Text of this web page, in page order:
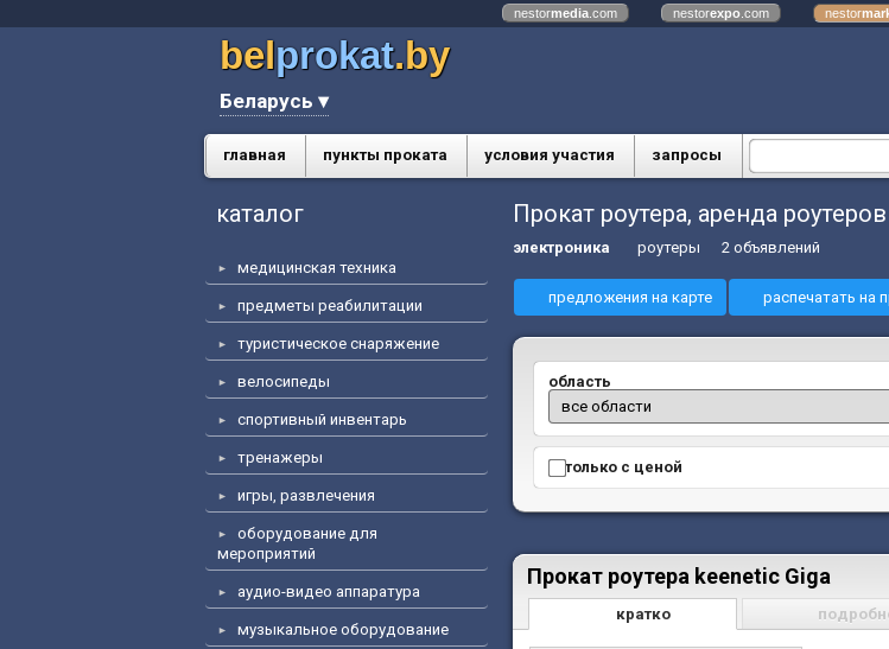
nestormedia .com nestorexpo .com nestor
belprokat.by
Беларусь ▾
главная пункты проката условия участия запросы
каталог
медицинская техника
предметы реабилитации
туристическое снаряжение
велосипеды
спортивный инвентарь
тренажеры
игры, развлечения
оборудование для
мероприятий
аудио-видео аппаратура
музыкальное оборудование
Прокат роутера, аренда
электроника роутеры 2 объявлений
предложения на карте распечатать на
область
только с ценой
Прокат роутера keenetic Giga
кратко